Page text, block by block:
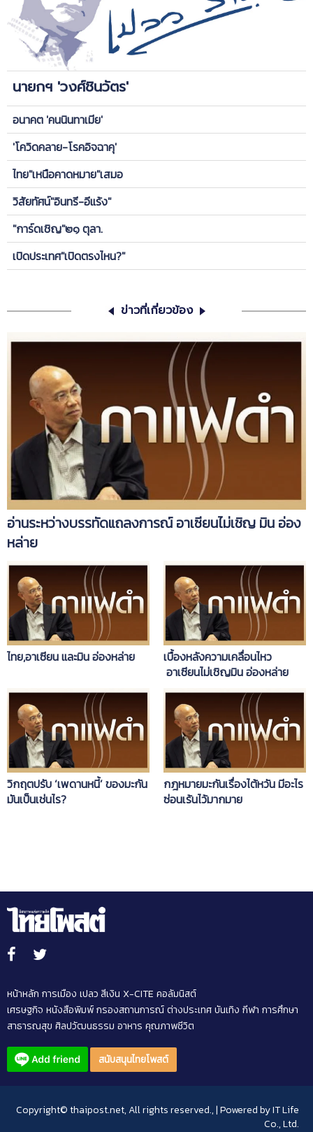
นายกฯ 'วงศ์ชินวัตร'
อนาคต 'คนนินทาเมีย'
'โควิดคลาย-โรคอิจฉาคุ'
ไทย"เหนือคาดหมาย"เสมอ
วิสัยทัศน์"อินทรี-อีแร้ง"
"การ์ดเชิญ"๒๑ ตุลา.
เปิดประเทศ"เปิดตรงไหน?"
ข่าวที่เกี่ยวข้อง
อ่านระหว่างบรรทัดแถลงการณ์ อาเซียนไม่เชิญ มิน อ่อง
หล่าย
ไทย,อาเซียน และมิน อ่องหล่าย
เบื้องหลังความเคลื่อนไหว
อาเซียนไม่เชิญมิน อ่องหล่าย
วิกฤตปรับ ‘เพดานหนี้’ ของมะกัน
มันเป็นเช่นไร?
กฎหมายมะกันเรื่องไต้หวัน มีอะไร
ซ่อนเร้นไว้มากมาย
หน้าหลัก การเมือง เปลว สีเงิน X-CITE คอลัมนิสต์
เศรษฐกิจ หนังสือพิมพ์กรองสถานการณ์ต่างประเทศบันเทิง กีฬา การศึกษา
สาธารณสุข ศิลปวัฒนธรรม อาหาร คุณภาพชีวิต
สนับสนุนไทยโพสต์
Copyright© thaipost.net, All rights reserved., | Powered byIT Life
Co., Ltd.